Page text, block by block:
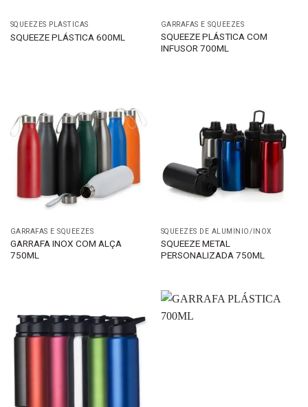
SQUEEZES PLÁSTICAS
SQUEEZE PLÁSTICA 600ML
GARRAFAS E SQUEEZES
SQUEEZE PLÁSTICA COM
INFUSOR 700ML
GARRAFAS E SQUEEZES
GARRAFA INOX COM ALÇA
750ML
SQUEEZES DE ALUMÍNIO/INOX
SQUEEZE METAL
PERSONALIZADA 750ML